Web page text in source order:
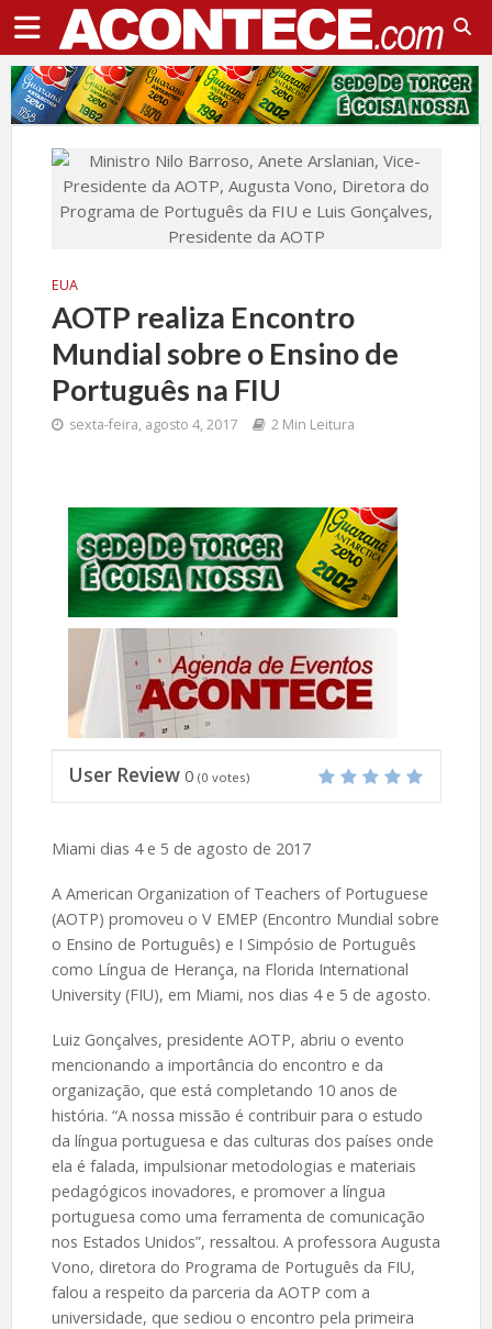
EUA
AOTP realiza Encontro
Mundial sobre o Ensino de
Português na FIU
sexta-feira, agosto 4, 2017 2 Min Leitura
User Review 0 (0 votes)
Miami dias 4 e 5 de agosto de 2017
A American Organization of Teachers of Portuguese
(AOTP) promoveu o V EMEP (Encontro Mundial sobre
o Ensino de Português) e I Simpósio de Português
como Língua de Herança, na Florida International
University (FIU), em Miami, nos dias 4 e 5 de agosto.
Luiz Gonçalves, presidente AOTP, abriu o evento
mencionando a importância do encontro e da
organização, que está completando 10 anos de
história. “A nossa missão é contribuir para o estudo
da língua portuguesa e das culturas dos países onde
ela é falada, impulsionar metodologias e materiais
pedagógicos inovadores, e promover a língua
portuguesa como uma ferramenta de comunicação
nos Estados Unidos”, ressaltou. A professora Augusta
Vono, diretora do Programa de Português da FIU,
falou a respeito da parceria da AOTP com a
universidade, que sediou o encontro pela primeira